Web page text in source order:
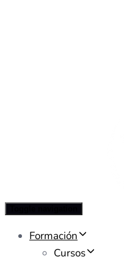
Formación
Cursos